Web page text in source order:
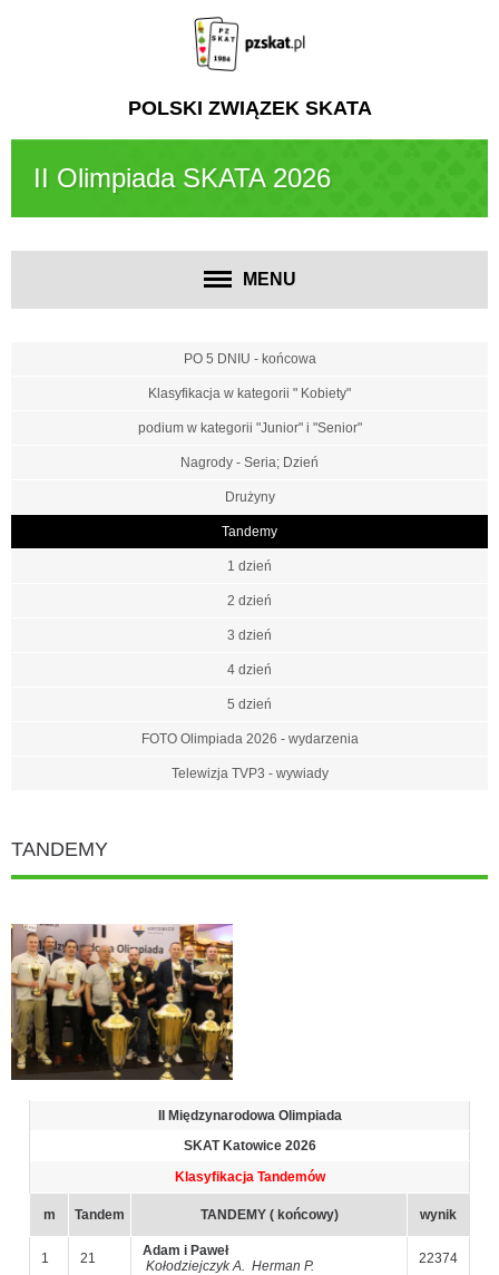
POLSKI ZWIĄZEK SKATA
II Olimpiada SKATA 2026
MENU
PO 5 DNIU - końcowa
Klasyfikacja w kategorii " Kobiety"
podium w kategorii "Junior" i "Senior"
Nagrody - Seria; Dzień
Drużyny
Tandemy
1 dzień
2 dzień
3 dzień
4 dzień
5 dzień
FOTO Olimpiada 2026 - wydarzenia
Telewizja TVP3 - wywiady
TANDEMY
II Międzynarodowa Olimpiada
SKAT Katowice 2026
Klasyfikacja Tandemów
m Tandem TANDEMY ( końcowy) wynik
1 21
Adam i Paweł
Kołodziejczyk A. Herman P.
22374